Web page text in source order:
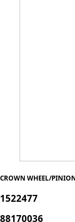
CROWN WHEEL/
1522477
88170036